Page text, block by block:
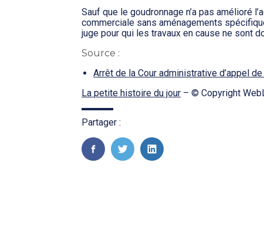
Sauf que le goudronnage n’a pas amélioré
commerciale sans aménagements
juge pour qui les travaux en cause ne sont
Source :
Arrêt de la Cour administrative d’appel
La petite histoire du jour – © Copyright
Partager :
FaceBook
TwitterLinkedIn